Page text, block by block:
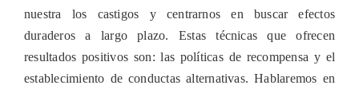
nuestra los castigos y centrarnos en buscar efectos
duraderos a largo plazo. Estas técnicas que ofrecen
resultados positivos son: las políticas de recompensa y el
establecimiento de conductas alternativas. Hablaremos en